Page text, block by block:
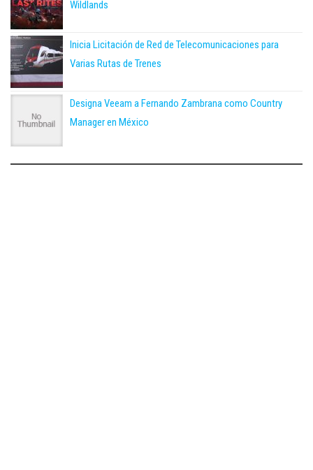
Wildlands
Inicia Licitación de Red de Telecomunicaciones para
Varias Rutas de Trenes
Designa Veeam a Fernando Zambrana como Country
Manager en México